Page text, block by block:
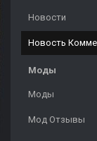
Новости
Новость
Моды
Моды
Мод Отзывы